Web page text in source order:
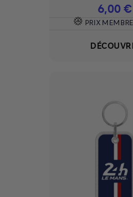
Prix
6,00 €
PRIX MEMBRE